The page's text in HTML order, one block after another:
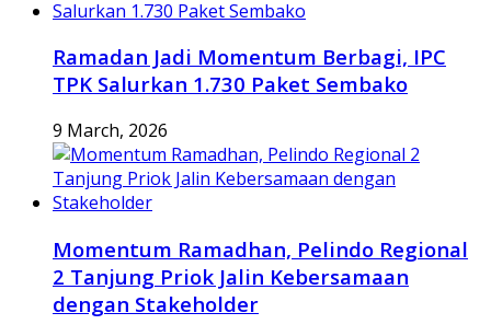
Ramadan Jadi Momentum Berbagi, IPC
TPK Salurkan 1.730 Paket Sembako
9 March, 2026
Momentum Ramadhan, Pelindo Regional
2 Tanjung Priok Jalin Kebersamaan
dengan Stakeholder